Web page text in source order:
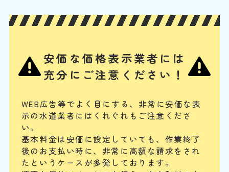
EB
限
合計 2,200円〜
管の破損、レバー・ボタンの故障、レバーとゴムフロートをつなぐチェ
ーンが切れている場合には、水が出ません。手に負えない場合は、専門
業者に連絡してください。
トイレタンクからの水漏
れ
3,000円 W
EB
限
定
2,200 円 0
合計 2,200
安価な価格表示業者には
充分にご注意ください！
WEB広告等でよく目にする、非常に安価な表
示の水道業者にはくれぐれもご注意くださ
い。
基本料金は安価に設定していても、作業終了
後のお支払い時に、 非常に高額な請求をされ
たというケースが多発しております。